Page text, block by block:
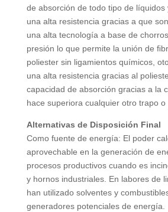
de absorción de todo tipo de
una alta resistencia gracias a que
una alta tecnología a base de
presión lo que permite la unión de
poliester sin ligamientos químicos,
una alta resistencia gracias al
capacidad de absorción gracias a la
hace superiora cualquier otro trapo o
Alternativas de Disposición Final
Como fuente de energía: El poder
aprovechable en la generación de
procesos productivos cuando es
y hornos industriales. En labores de
han utilizado solventes y
generadores potenciales de energía.